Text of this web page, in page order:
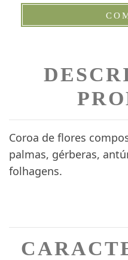
Coroa de flores
palmas, gérberas,
folhagens.